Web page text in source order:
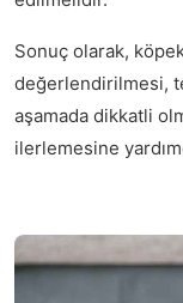
Sonuç olarak, köpek
değerlendirilmesi,
aşamada dikkatli
ilerlemesine